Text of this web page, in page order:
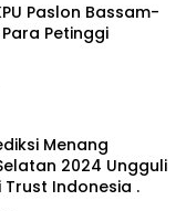
Paslon Bassam-
Petinggi
Menang
2024 Ungguli
Trust Indonesia .